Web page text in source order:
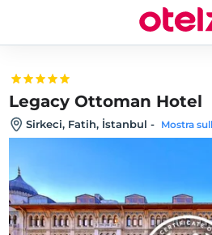
Legacy Ottoman Hotel
Sirkeci, Fatih, İstanbul - Mostra